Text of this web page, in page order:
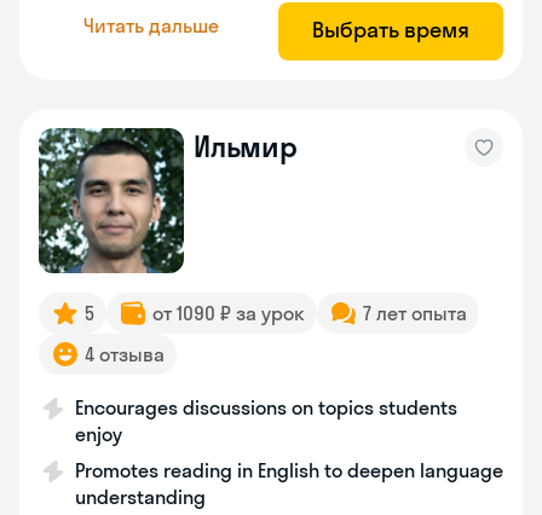
Читать дальше Выбрать время
Ильмир
5 от 1090 ₽ за урок
7 лет опыта
4 отзыва
Encourages discussions on topics students
enjoy
Promotes reading in English to deepen language
understanding